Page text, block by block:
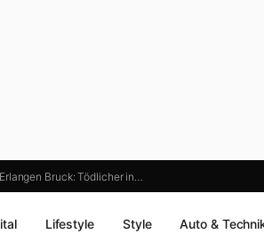
Bruck: Tödlicher in…
Lifestyle Style Auto &